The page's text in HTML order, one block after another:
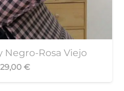
Negro-Rosa Viejo
€